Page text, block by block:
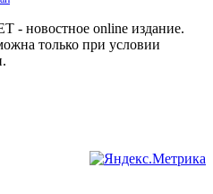
- новостное online издание.
только при условии